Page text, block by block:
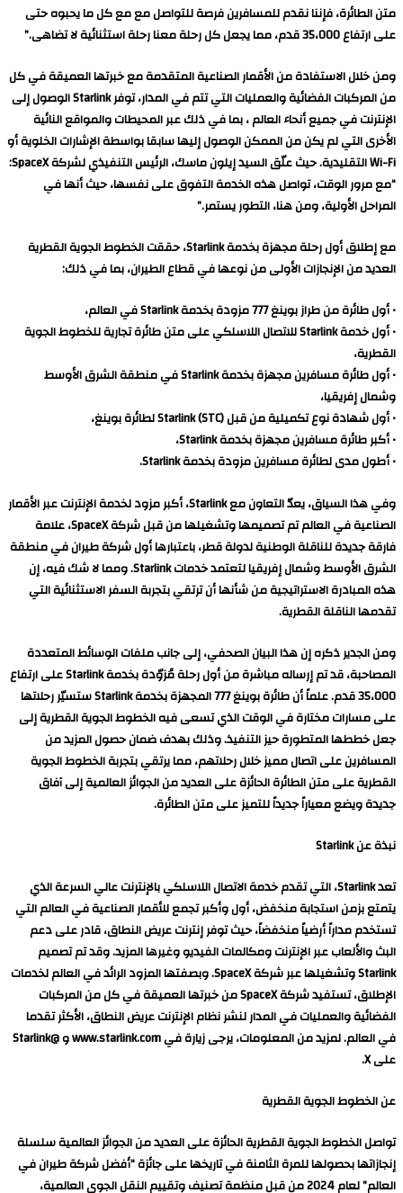
متن الطائرة، فإننا نقدم للمسافرين فرصة للتواصل مع مع كل ما يحبوه حتى
على ارتفاع 35،000 قدم، مما يجعل كل رحلة معنا رحلة استثنائية لا تضاهى.”
ومن خلال الاستفادة من الأقمار الصناعية المتقدمة مع خبرتها العميقة في كل
من المركبات الفضائية والعمليات التي تتم في المدار، توفر Starlink الوصول إلى
الإنترنت في جميع أنحاء العالم ، بما في ذلك عبر المحيطات والمواقع النائية
الأخرى التي لم يكن من الممكن الوصول إليها سابقا بواسطة الإشارات الخلوية أو
Wi-Fi التقليدية. حيث علّق السيد إيلون ماسك، الرئيس التنفيذي لشركة SpaceX:
“مع مرور الوقت، تواصل هذه الخدمة التفوق على نفسها، حيث أنها في
المراحل الأولية، ومن هنا، التطور يستمر.”
مع إطلاق أول رحلة مجهزة بخدمة Starlink، حققت الخطوط الجوية القطرية
العديد من الإنجازات الأولى من نوعها في قطاع الطيران، بما في ذلك:
• أول طائرة من طراز بوينغ 777 مزودة بخدمة Starlink في العالم،
• أول خدمة Starlink للاتصال اللاسلكي على متن طائرة تجارية للخطوط الجوية
القطرية،
• أول طائرة مسافرين مجهزة بخدمة Starlink في منطقة الشرق الأوسط
وشمال إفريقيا،
• أول شهادة نوع تكميلية من قبل Starlink (STC) لطائرة بوينغ،
• أكبر طائرة مسافرين مجهزة بخدمة Starlink،
• أطول مدى لطائرة مسافرين مزودة بخدمة Starlink.
وفي هذا السياق، يعدّ التعاون مع Starlink، أكبر مزود لخدمة الإنترنت عبر الأقمار
الصناعية في العالم تم تصميمها وتشغيلها من قبل شركة SpaceX، علامة
فارقة جديدة للناقلة الوطنية لدولة قطر، باعتبارها أول شركة طيران في منطقة
الشرق الأوسط وشمال إفريقيا لتعتمد خدمات Starlink. ومما لا شك فيه، إن
هذه المبادرة الاستراتيجية من شأنها أن ترتقي بتجربة السفر الاستثنائية التي
تقدمها الناقلة القطرية.
ومن الجدير ذكره إن هذا البيان الصحفي، إلى جانب ملفات الوسائط المتعددة
المصاحبة، قد تم إرساله مباشرة من أول رحلة مُزوّدة بخدمة Starlink على ارتفاع
35،000 قدم. علماً أن طائرة بوينغ 777 المجهزة بخدمة Starlink ستسيّر رحلاتها
على مسارات مختارة في الوقت الذي تسعى فيه الخطوط الجوية القطرية إلى
جعل خططها المتطورة حيز التنفيذ. وذلك بهدف ضمان حصول المزيد من
المسافرين على اتصال مميز خلال رحلاتهم، مما يرتقي بتجربة الخطوط الجوية
القطرية على متن الطائرة الحائزة على العديد من الجوائز العالمية إلى آفاق
جديدة ويضع معياراً جديداً للتميز على متن الطائرة.
نبذة عن Starlink
تعد Starlink، التي تقدم خدمة الاتصال اللاسلكي بالإنترنت عالي السرعة الذي
يتمتع بزمن استجابة منخفض، أول وأكبر تجمع للأقمار الصناعية في العالم التي
تستخدم مداراً أرضياً منخفضاً، حيث توفر إنترنت عريض النطاق، قادر على دعم
البث والألعاب عبر الإنترنت ومكالمات الفيديو وغيرها المزيد. وقد تم تصميم
Starlink وتشغيلها عبر شركة SpaceX. وبصفتها المزود الرائد في العالم لخدمات
الإطلاق، تستفيد شركة SpaceX من خبرتها العميقة في كل من المركبات
الفضائية والعمليات في المدار لنشر نظام الإنترنت عريض النطاق، الأكثر تقدما
في العالم. لمزيد من المعلومات، يرجى زيارة في www.starlink.com و @Starlink
على X.
عن الخطوط الجوية القطرية
تواصل الخطوط الجوية القطرية الحائزة على العديد من الجوائز العالمية سلسلة
إنجازاتها بحصولها للمرة الثامنة في تاريخها على جائزة “أفضل شركة طيران في
العالم” لعام 2024 من قبل منظمة تصنيف وتقييم النقل الجوي العالمية،